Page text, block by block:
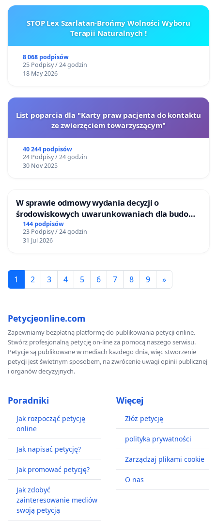
STOP Lex Szarlatan-Brońmy Wolności Wyboru
Terapii Naturalnych !
8 068 podpisów
25 Podpisy / 24 godzin
18 May 2026
List poparcia dla "Karty praw pacjenta do kontaktu
ze zwierzęciem towarzyszącym"
40 244 podpisów
24 Podpisy / 24 godzin
30 Nov 2025
W sprawie odmowy wydania decyzji o
środowiskowych uwarunkowaniach dla budowy
zakładu wytwarzania biometanu „Krynki” w
Ostrowiu Południowym oraz ochrony
mieszkańców i Puszczy Knyszyńskiej
144 podpisów
23 Podpisy / 24 godzin
31 Jul 2026
1 2 3 4 5 6 7 8 9 »
Petycjeonline.com
Zapewniamy bezpłatną platformę do publikowania petycji online.
Stwórz profesjonalną petycję on-line za pomocą naszego serwisu.
Petycje są publikowane w mediach każdego dnia, więc stworzenie
petycji jest świetnym sposobem, na zwrócenie uwagi opinii publicznej
i organów decyzyjnych.
Poradniki
Jak rozpocząć petycję
online
Jak napisać petycję?
Jak promować petycję?
Jak zdobyć
zainteresowanie mediów
swoją petycją
Więcej
Złóż petycję
polityka prywatności
Zarządzaj plikami cookie
O nas